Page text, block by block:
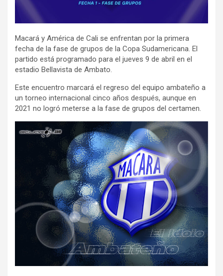
Macará y América de Cali se enfrentan por la primera
fecha de la fase de grupos de la Copa Sudamericana. El
partido está programado para el jueves 9 de abril en el
estadio Bellavista de Ambato.
Este encuentro marcará el regreso del equipo ambateño a
un torneo internacional cinco años después, aunque en
2021 no logró meterse a la fase de grupos del certamen.